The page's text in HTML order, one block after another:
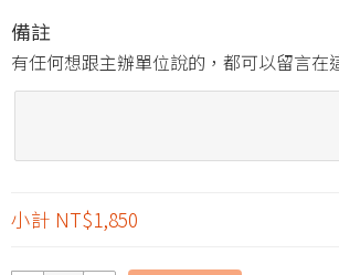
備註
有任何想跟主辦單位說的，都可以留言在
小計 NT$1,850